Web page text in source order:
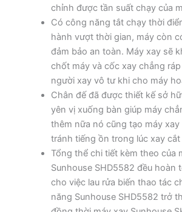
chỉnh được tần suất chạy của
Có công năng tắt chạy thời
hành vượt thời gian, máy còn
đảm bảo an toàn. Máy xay sẽ
chốt máy và cốc xay chẳng
người xay vô tư khi cho máy
Chân đế đã được thiết kế sở
yên vị xuống bàn giúp máy
thêm nữa nó cũng tạo máy xay
tránh tiếng ồn trong lúc xay cắt
Tổng thể chi tiết kèm theo của
Sunhouse SHD5582 đều hoàn
cho việc lau rửa biến thao tác
năng Sunhouse SHD5582 trở